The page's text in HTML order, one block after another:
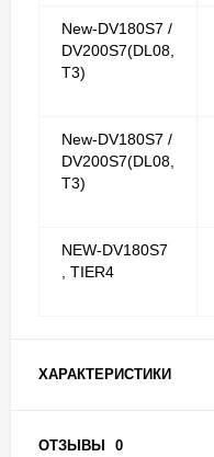
New-DV180S7 /
DV200S7(DL08,
T3)
New-DV180S7 /
DV200S7(DL08,
T3)
NEW-DV180S7
, TIER4
ХАРАКТЕРИСТИКИ
ОТЗЫВЫ 0